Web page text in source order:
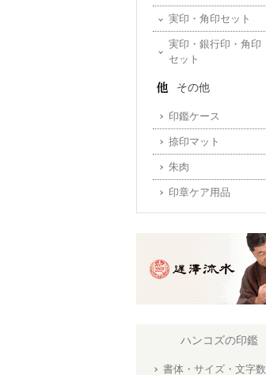
実印・角印セット
実印・銀行印・角印
セット
その他
印鑑ケース
捺印マット
朱肉
印章ケア用品
ハンコズの印鑑
書体・サイズ・文字数